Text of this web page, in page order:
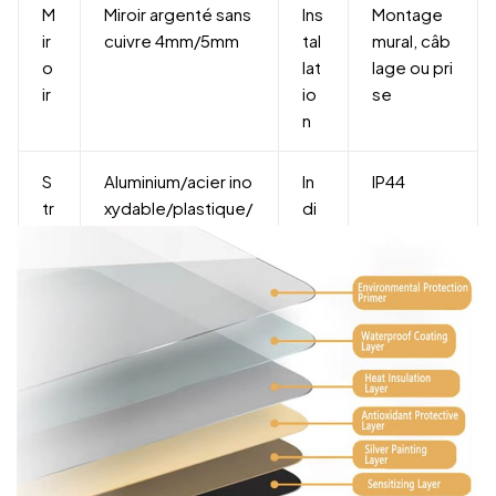
M
ir
o
ir
Miroir argenté sans
cuivre 4mm/5mm
Ins
tal
lat
io
n
Montage
mural, câb
lage ou pri
se
S
tr
Aluminium/acier ino
xydable/plastique/
In
di
m
er
éa
bili
IP44